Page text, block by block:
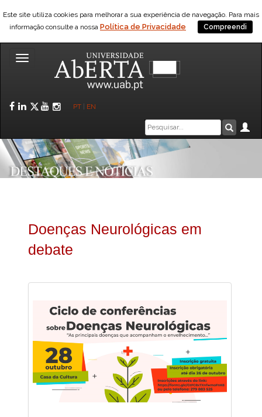
Este site utiliza cookies para melhorar a sua experiência de navegação. Para mais
informação consulte a nossa Política de Privacidade Compreendi
Toggle
Facebook
LinkedIn
Twitter
YouTube
Instagram
PT EN
Caixa
de
pesquisa
Doenças Neurológicas em
debate